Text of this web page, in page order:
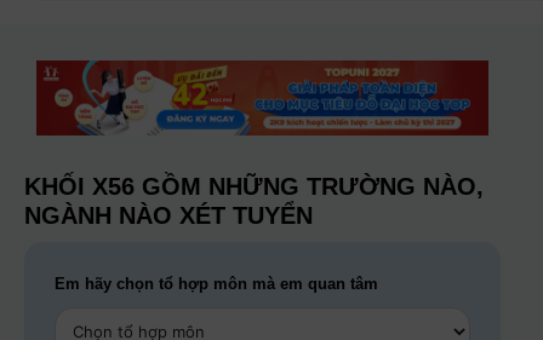
KHỐI X56 GỒM NHỮNG TRƯỜNG NÀO,
NGÀNH NÀO XÉT TUYỂN
Em hãy chọn tổ hợp môn mà em quan tâm